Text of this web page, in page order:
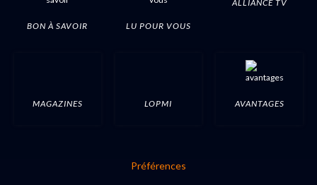
BON À SAVOIR LU POUR VOUS
ALLIANCE TV
MAGAZINES LOPMI AVANTAGES
Préférences